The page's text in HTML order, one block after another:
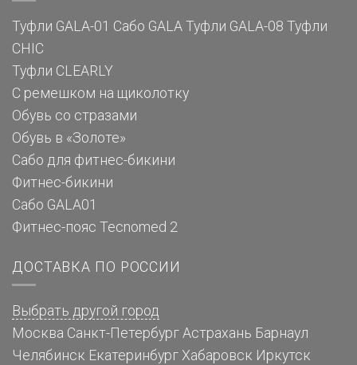
Туфли GALA-01 Сабо GALA Туфли GALA-08 Туфли
CHIC
Туфли CLEARLY
С ремешком на щиколотку
Обувь со стразами
Обувь в «Золоте»
Сабо для фитнес-бикини
Фитнес-бикини
Сабо GALA01
Фитнес-пояс Tecnomed 2
ДОСТАВКА ПО РОССИИ
Выбрать другой город
Москва Санкт-Петербург Астрахань Барнаул
Челябинск Екатеринбург Хабаровск Иркутск